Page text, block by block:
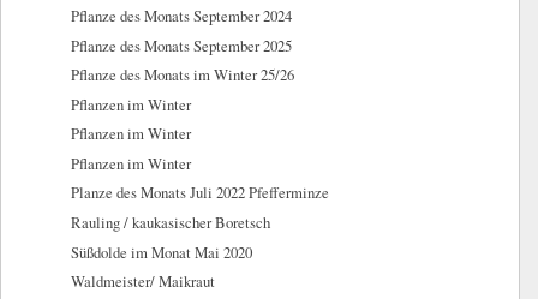
Pflanze des Monats September 2024
Pflanze des Monats September 2025
Pflanze des Monats im Winter 25/26
Pflanzen im Winter
Pflanzen im Winter
Pflanzen im Winter
Planze des Monats Juli 2022 Pfefferminze
Rauling / kaukasischer Boretsch
Süßdolde im Monat Mai 2020
Waldmeister/ Maikraut